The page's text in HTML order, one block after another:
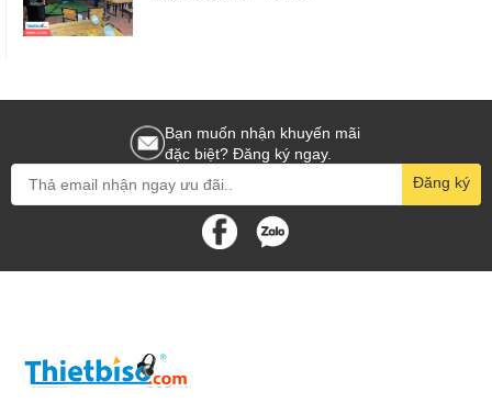
Bạn muốn nhận khuyến mãi
đặc biệt? Đăng ký ngay.
Đăng ký